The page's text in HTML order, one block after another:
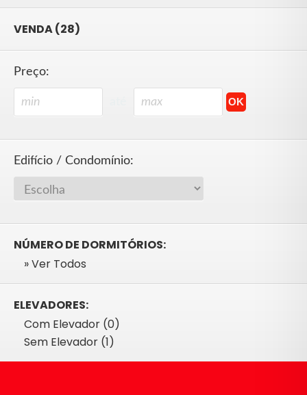
VENDA (28)
Preço:
Edifício / Condomínio:
NÚMERO DE DORMITÓRIOS:
» Ver Todos
ELEVADORES:
Com Elevador (0)
Sem Elevador (1)